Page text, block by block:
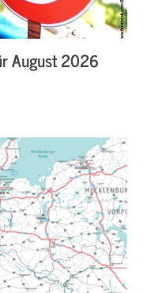
August 2026